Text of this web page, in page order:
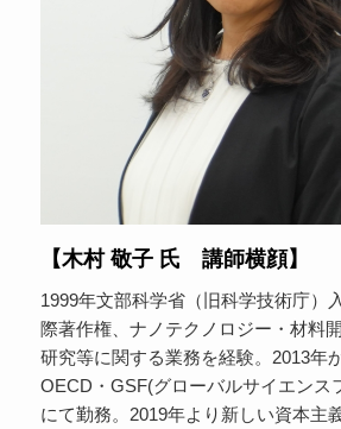
【木村 敬子 氏 講師横顔】
1999年文部科学省（旧科学技術庁）
際著作権、ナノテクノロジー・材料
研究等に関する業務を経験。2013年
OECD・GSF(グローバルサイエンス
にて勤務。2019年より新しい資本主